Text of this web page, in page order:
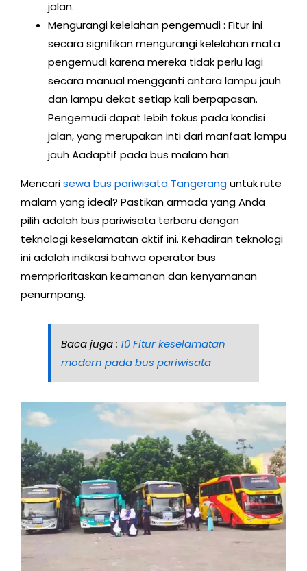
jalan.
Mengurangi kelelahan pengemudi : Fitur ini
secara signifikan mengurangi kelelahan mata
pengemudi karena mereka tidak perlu lagi
secara manual mengganti antara lampu jauh
dan lampu dekat setiap kali berpapasan.
Pengemudi dapat lebih fokus pada kondisi
jalan, yang merupakan inti dari manfaat lampu
jauh Aadaptif pada bus malam hari.
Mencarisewa bus pariwisata Tangerang untuk rute
malam yang ideal? Pastikan armada yang Anda
pilih adalah bus pariwisata terbaru dengan
teknologi keselamatan aktif ini. Kehadiran teknologi
ini adalah indikasi bahwa operator bus
memprioritaskan keamanan dan kenyamanan
penumpang.
Baca juga : 10 Fitur keselamatan
modern pada bus pariwisata